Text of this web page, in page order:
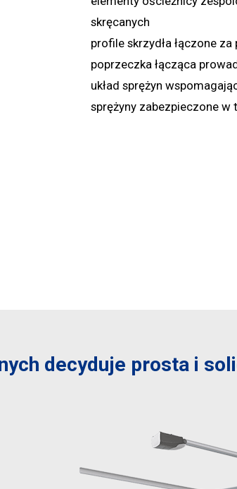
skręcanych
profile skrzydła łączone
poprzeczka łącząca
układ sprężyn
sprężyny zabezpieczone w
decyduje prosta i